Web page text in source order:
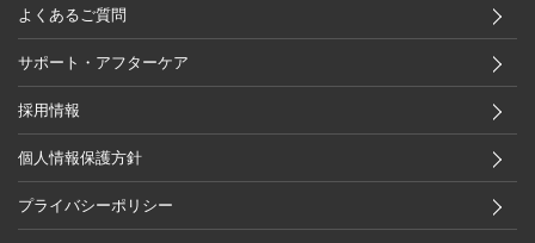
よくあるご質問
サポート・アフターケア
採用情報
個人情報保護方針
プライバシーポリシー